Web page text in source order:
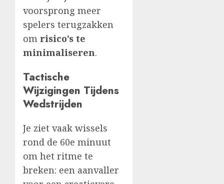
voorsprong meer
spelers terugzakken
om risico’s te
minimaliseren.
Tactische
Wijzigingen Tijdens
Wedstrijden
Je ziet vaak wissels
rond de 60e minuut
om het ritme te
breken: een aanvaller